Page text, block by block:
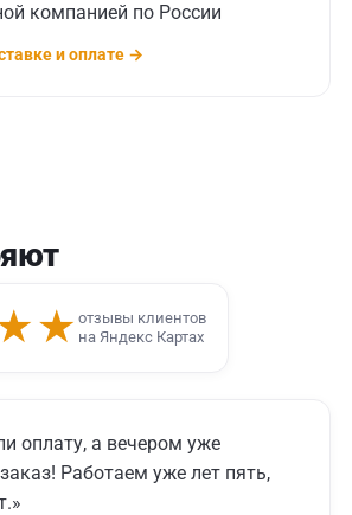
компанией по России
и оплате →
отзывы клиентов
на Яндекс Картах
оплату, а вечером уже
Работаем уже лет пять,